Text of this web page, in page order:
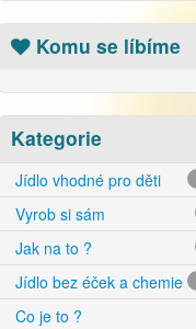
Komu se líbíme
Kategorie
Jídlo vhodné pro děti
Vyrob si sám
Jak na to ?
Jídlo bez éček a chemie
Co je to ?